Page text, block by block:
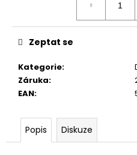
Kategorie:
Záruka:
EAN:
Zeptat se
Popis Diskuze
SH5003
Kč
Původně:
299